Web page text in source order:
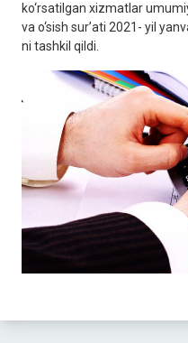
ko‘rsatilgan xizmatlar
va o‘sish sur’ati 2021- yil
ni tashkil qildi.